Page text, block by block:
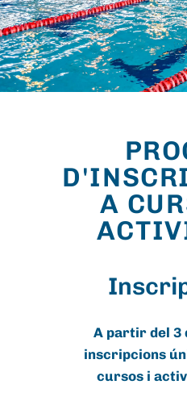
A
A partir del 3
inscripcions
cursos i